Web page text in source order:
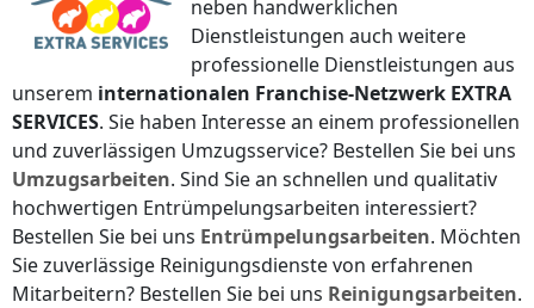
neben handwerklichen
Dienstleistungen auch weitere
professionelle Dienstleistungen aus
unserem internationalen Franchise-Netzwerk EXTRA
SERVICES. Sie haben Interesse an einem professionellen
und zuverlässigen Umzugsservice? Bestellen Sie bei uns
Umzugsarbeiten. Sind Sie an schnellen und qualitativ
hochwertigen Entrümpelungsarbeiten interessiert?
Bestellen Sie bei uns Entrümpelungsarbeiten. Möchten
Sie zuverlässige Reinigungsdienste von erfahrenen
Mitarbeitern? Bestellen Sie bei uns Reinigungsarbeiten.